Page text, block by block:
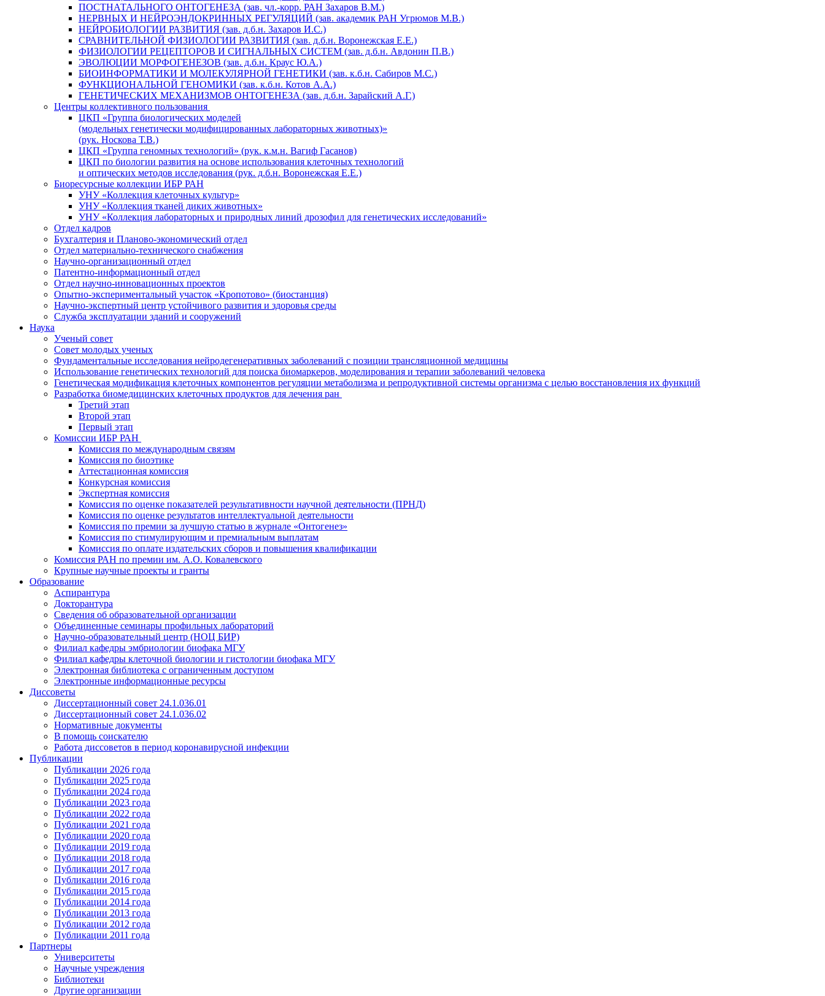
ПОСТНАТАЛЬНОГО ОНТОГЕНЕЗА (зав. чл.-корр. РАН Захаров В.М.)
НЕРВНЫХ И НЕЙРОЭНДОКРИННЫХ РЕГУЛЯЦИЙ (зав. академик РАН Угрюмов М.В.)
НЕЙРОБИОЛОГИИ РАЗВИТИЯ (зав. д.б.н. Захаров И.С.)
СРАВНИТЕЛЬНОЙ ФИЗИОЛОГИИ РАЗВИТИЯ (зав. д.б.н. Воронежская Е.Е.)
ФИЗИОЛОГИИ РЕЦЕПТОРОВ И СИГНАЛЬНЫХ СИСТЕМ (зав. д.б.н. Авдонин П.В.)
ЭВОЛЮЦИИ МОРФОГЕНЕЗОВ (зав. д.б.н. Краус Ю.А.)
БИОИНФОРМАТИКИ И МОЛЕКУЛЯРНОЙ ГЕНЕТИКИ (зав. к.б.н. Сабиров М.С.)
ФУНКЦИОНАЛЬНОЙ ГЕНОМИКИ (зав. к.б.н. Котов А.А.)
ГЕНЕТИЧЕСКИХ МЕХАНИЗМОВ ОНТОГЕНЕЗА (зав. д.б.н. Зарайский А.Г.)
Центры коллективного пользования
ЦКП «Группа биологических моделей
(модельных генетически модифицированных лабораторных животных)»
(рук. Носкова Т.В.)
ЦКП «Группа геномных технологий» (рук. к.м.н. Вагиф Гасанов)
ЦКП по биологии развития на основе использования клеточных технологий
и оптических методов исследования (рук. д.б.н. Воронежская Е.Е.)
Биоресурсные коллекции ИБР РАН
УНУ «Коллекция клеточных культур»
УНУ «Коллекция тканей диких животных»
УНУ «Коллекция лабораторных и природных линий дрозофил для генетических исследований»
Отдел кадров
Бухгалтерия и Планово-экономический отдел
Отдел материально-технического снабжения
Научно-организационный отдел
Патентно-информационный отдел
Отдел научно-инновационных проектов
Опытно-экспериментальный участок «Кропотово» (биостанция)
Научно-экспертный центр устойчивого развития и здоровья среды
Служба эксплуатации зданий и сооружений
Наука
Ученый совет
Совет молодых ученых
Фундаментальные исследования нейродегенеративных заболеваний с позиции трансляционной медицины
Использование генетических технологий для поиска биомаркеров, моделирования и терапии заболеваний человека
Генетическая модификация клеточных компонентов регуляции метаболизма и репродуктивной системы организма с целью восстановления их функций
Разработка биомедицинских клеточных продуктов для лечения ран
Третий этап
Второй этап
Первый этап
Комиссии ИБР РАН
Комиссия по международным связям
Комиссия по биоэтике
Аттестационная комиссия
Конкурсная комиссия
Экспертная комиссия
Комиссия по оценке показателей результативности научной деятельности (ПРНД)
Комиссия по оценке результатов интеллектуальной деятельности
Комиссия по премии за лучшую статью в журнале «Онтогенез»
Комиссия по стимулирующим и премиальным выплатам
Комиссия по оплате издательских сборов и повышения квалификации
Комиссия РАН по премии им. А.О. Ковалевского
Крупные научные проекты и гранты
Образование
Аспирантура
Докторантура
Сведения об образовательной организации
Объединенные семинары профильных лабораторий
Научно-образовательный центр (НОЦ БИР)
Филиал кафедры эмбриологии биофака МГУ
Филиал кафедры клеточной биологии и гистологии биофака МГУ
Электронная библиотека с ограниченным доступом
Электронные информационные ресурсы
Диссоветы
Диссертационный совет 24.1.036.01
Диссертационный совет 24.1.036.02
Нормативные документы
В помощь соискателю
Работа диссоветов в период коронавирусной инфекции
Публикации
Публикации 2026 года
Публикации 2025 года
Публикации 2024 года
Публикации 2023 года
Публикации 2022 года
Публикации 2021 года
Публикации 2020 года
Публикации 2019 года
Публикации 2018 года
Публикации 2017 года
Публикации 2016 года
Публикации 2015 года
Публикации 2014 года
Публикации 2013 года
Публикации 2012 года
Публикации 2011 года
Партнеры
Университеты
Научные учреждения
Библиотеки
Другие организации